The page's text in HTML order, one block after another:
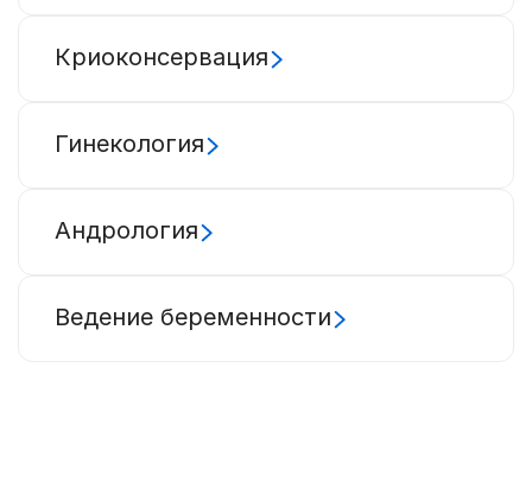
Криоконсервация
Гинекология
Андрология
Ведение беременности